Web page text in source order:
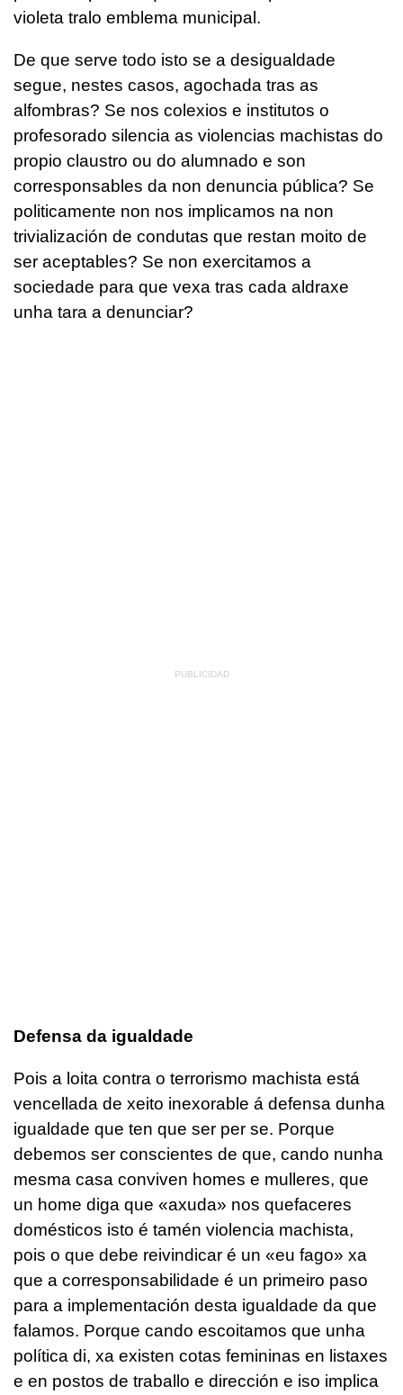
violeta tralo emblema municipal.
De que serve todo isto se a desigualdade
segue, nestes casos, agochada tras as
alfombras? Se nos colexios e institutos o
profesorado silencia as violencias machistas do
propio claustro ou do alumnado e son
corresponsables da non denuncia pública? Se
politicamente non nos implicamos na non
trivialización de condutas que restan moito de
ser aceptables? Se non exercitamos a
sociedade para que vexa tras cada aldraxe
unha tara a denunciar?
Defensa da igualdade
Pois a loita contra o terrorismo machista está
vencellada de xeito inexorable á defensa dunha
igualdade que ten que ser per se. Porque
debemos ser conscientes de que, cando nunha
mesma casa conviven homes e mulleres, que
un home diga que «axuda» nos quefaceres
domésticos isto é tamén violencia machista,
pois o que debe reivindicar é un «eu fago» xa
que a corresponsabilidade é un primeiro paso
para a implementación desta igualdade da que
falamos. Porque cando escoitamos que unha
política di, xa existen cotas femininas en listaxes
e en postos de traballo e dirección e iso implica